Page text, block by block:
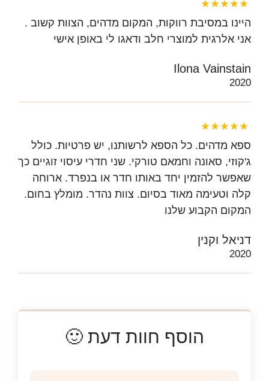
היינו במסיבת רווקות, המקום מדהים, הצוות קשוב .
אני אלרגית למוצרי חלב ודאגו לי באופן אישי
Ilona Vainstain
2020
ספא מדהים. כל הספא לרשותנו, יש פרטיות. כולל
ג'קוזי, סאונה וחמאם טורקי. שני חדרי עיסוי זוגיים כך
שאפשר להזמין יחד באותו חדר או בנפרד. ארוחה
קלה וטעימה מאוד בסיום. צוות נהדר. מומלץ בחום.
המקום הקבוע שלנו
דניאל וקנין
2020
הוסף חוות דעת 🙂